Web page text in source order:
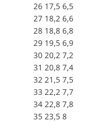
26 17,5 6,5
27 18,2 6,6
28 18,8 6,8
29 19,5 6,9
30 20,2 7,2
31 20,8 7,4
32 21,5 7,5
33 22,2 7,7
34 22,8 7,8
35 23,5 8